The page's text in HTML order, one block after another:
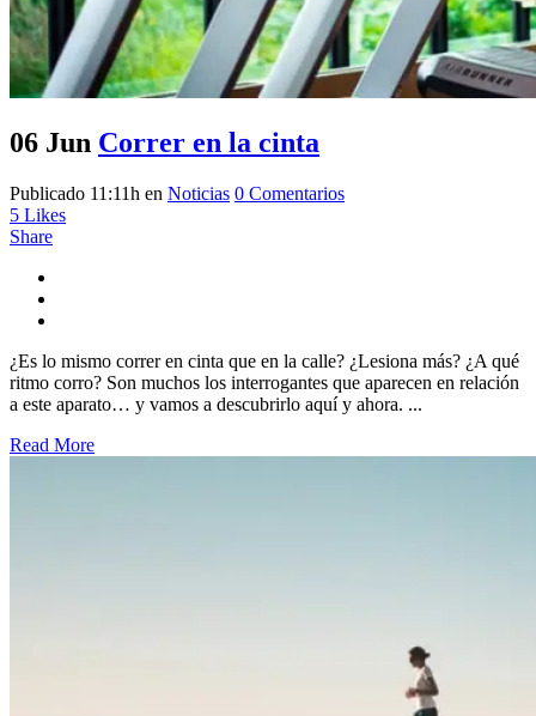
06 Jun Correr en la cinta
Publicado 11:11h en Noticias 0 Comentarios
5 Likes
Share
¿Es lo mismo correr en cinta que en la calle? ¿Lesiona más? ¿A qué
ritmo corro? Son muchos los interrogantes que aparecen en relación
a este aparato… y vamos a descubrirlo aquí y ahora. ...
Read More